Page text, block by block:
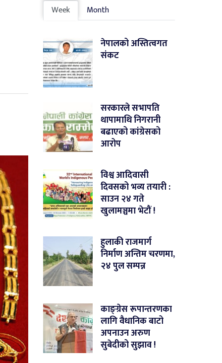
Week Month
नेपालको अस्तित्वगत
संकट
सरकारले सभापति
थापामाथि निगरानी
बढाएको कांग्रेसको
आरोप
विश्व आदिवासी
दिवसको भव्य तयारी :
साउन २४ गते
खुलामञ्चमा भेटौं !
हुलाकी राजमार्ग
निर्माण अन्तिम चरणमा,
२४ पुल सम्पन्न
काङ्ग्रेस रूपान्तरणका
लागि वैधानिक बाटो
अपनाउन अरुण
सुबेदीको सुझाव !